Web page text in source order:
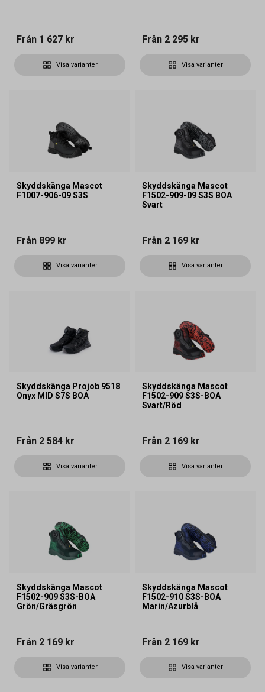
Från 1 627 kr
Visa varianter
Från 2 295 kr
Visa varianter
Skyddskänga Mascot
F1007-906-09 S3S
Från 899 kr
Visa varianter
Skyddskänga Mascot
F1502-909-09 S3S BOA
Svart
Från 2 169 kr
Visa varianter
Skyddskänga Projob 9518
Onyx MID S7S BOA
Från 2 584 kr
Visa varianter
Skyddskänga Mascot
F1502-909 S3S-BOA
Svart/Röd
Från 2 169 kr
Visa varianter
Skyddskänga Mascot
F1502-909 S3S-BOA
Grön/Gräsgrön
Från 2 169 kr
Visa varianter
Skyddskänga Mascot
F1502-910 S3S-BOA
Marin/Azurblå
Från 2 169 kr
Visa varianter